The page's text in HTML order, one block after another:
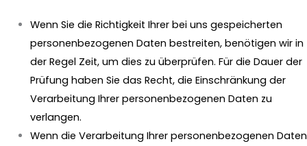
Wenn Sie die Richtigkeit Ihrer bei uns gespeicherten
personenbezogenen Daten bestreiten, benötigen wir in
der Regel Zeit, um dies zu überprüfen. Für die Dauer der
Prüfung haben Sie das Recht, die Einschränkung der
Verarbeitung Ihrer personenbezogenen Daten zu
verlangen.
Wenn die Verarbeitung Ihrer personenbezogenen Daten